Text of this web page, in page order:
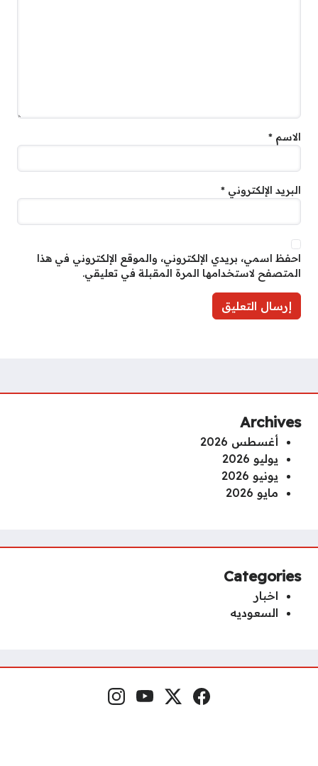
الاسم *
البريد الإلكتروني *
احفظ اسمي، بريدي الإلكتروني، والموقع الإلكتروني في هذا
المتصفح لاستخدامها المرة المقبلة في تعليقي.
Archives
أغسطس 2026
يوليو 2026
يونيو 2026
مايو 2026
Categories
اخبار
السعوديه
مواقع التواصل فيسبوكمنصة إكس
يوتيوبإنستغرام